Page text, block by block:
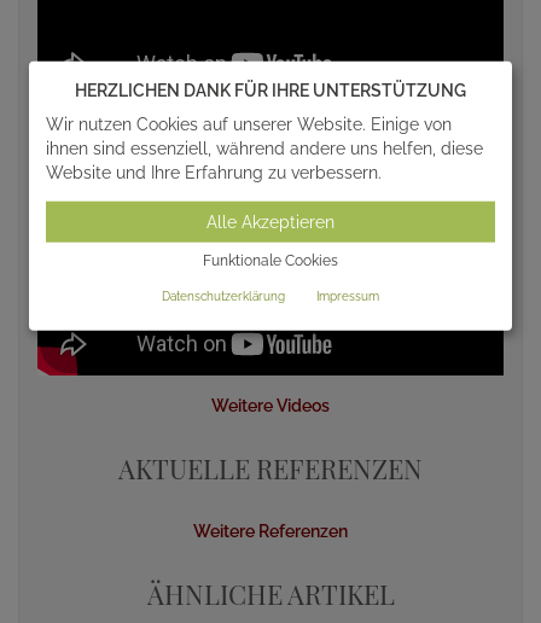
Weitere Videos
AKTUELLE REFERENZEN
Weitere Referenzen
ÄHNLICHE ARTIKEL
HERZLICHEN DANK FÜR IHRE UNTERSTÜTZUNG
Wir nutzen Cookies auf unserer Website. Einige von
ihnen sind essenziell, während andere uns helfen, diese
Website und Ihre Erfahrung zu verbessern.
Alle Akzeptieren
Funktionale Cookies
Datenschutzerklärung Impressum